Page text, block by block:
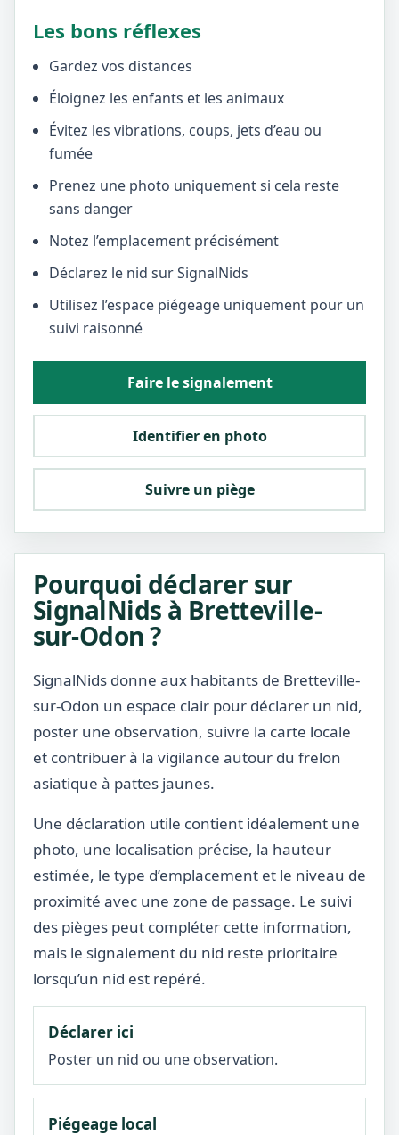
Les bons réflexes
Gardez vos distances
Éloignez les enfants et les animaux
Évitez les vibrations, coups, jets d’eau ou
fumée
Prenez une photo uniquement si cela reste
sans danger
Notez l’emplacement précisément
Déclarez le nid sur SignalNids
Utilisez l’espace piégeage uniquement pour un
suivi raisonné
Faire le signalement
Identifier en photo
Suivre un piège
Pourquoi déclarer sur
SignalNids à Bretteville-
sur-Odon ?
SignalNids donne aux habitants de Bretteville-
sur-Odon un espace clair pour déclarer un nid,
poster une observation, suivre la carte locale
et contribuer à la vigilance autour du frelon
asiatique à pattes jaunes.
Une déclaration utile contient idéalement une
photo, une localisation précise, la hauteur
estimée, le type d’emplacement et le niveau de
proximité avec une zone de passage. Le suivi
des pièges peut compléter cette information,
mais le signalement du nid reste prioritaire
lorsqu’un nid est repéré.
Déclarer ici
Poster un nid ou une observation.
Piégeage local